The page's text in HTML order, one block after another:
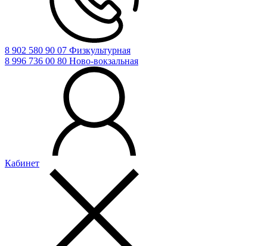
8 902 580 90 07 Физкультурная
8 996 736 00 80 Ново-вокзальная
Кабинет